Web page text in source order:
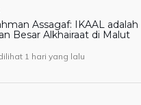
Assagaf: IKAAL adalah
Besar Alkhairaat di Malut
1 hari yang lalu